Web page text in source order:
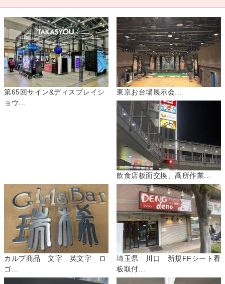
第65回サイン&ディスプレイシ
ョウ...
東京お台場展示会...
飲食店板面交換、高所作業...
カルプ商品 文字 英文字 ロ
ゴ...
埼玉県 川口 新規FFシート看
板取付...